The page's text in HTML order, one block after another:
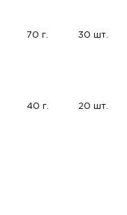
70 г. 30 шт.
40 г. 20 шт.